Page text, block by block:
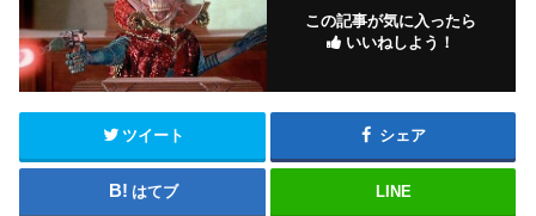
この記事が気に入ったら
いいねしよう！
ツイート シェア
はてブ LINE